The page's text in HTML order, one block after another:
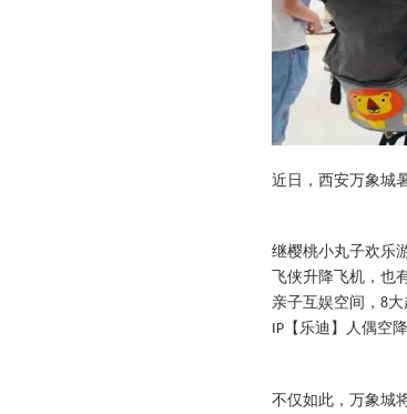
近日，西安万象城
继樱桃小丸子欢乐
飞侠升降飞机，也
亲子互娱空间， 8大
IP【乐迪】人偶空
不仅如此，万象城